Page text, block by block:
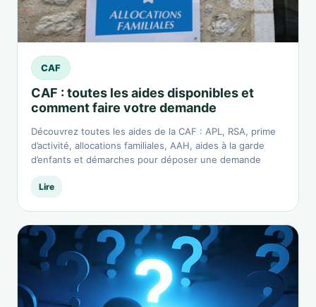
CAF
CAF : toutes les aides disponibles et
comment faire votre demande
Découvrez toutes les aides de la CAF : APL, RSA, prime
d’activité, allocations familiales, AAH, aides à la garde
d’enfants et démarches pour déposer une demande
Lire